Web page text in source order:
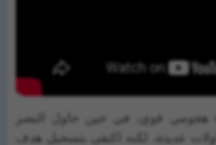
هجومي قوي، في حين حاول النصر
عديدة، لكنه اكتفى بتسجيل هدف